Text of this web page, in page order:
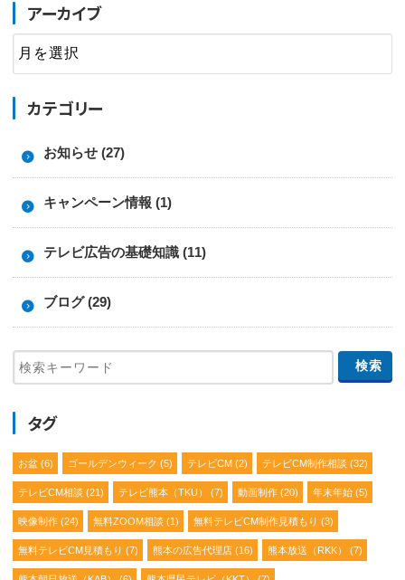
アーカイブ
カテゴリー
お知らせ (27)
キャンペーン情報 (1)
テレビ広告の基礎知識 (11)
ブログ (29)
タグ
お盆(6) ゴールデンウィーク (5) テレビCM(2) テレビCM制作相談(32)
テレビCM相談(21) テレビ熊本（TKU） (7) 動画制作(20) 年末年始(5)
映像制作(24) 無料ZOOM相談(1) 無料テレビCM制作見積もり (3)
無料テレビCM見積もり (7) 熊本の広告代理店(16) 熊本放送（RKK） (7)